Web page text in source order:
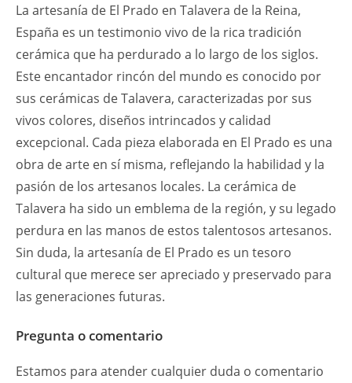
La artesanía de El Prado en Talavera de la Reina,
España es un testimonio vivo de la rica tradición
cerámica que ha perdurado a lo largo de los siglos.
Este encantador rincón del mundo es conocido por
sus cerámicas de Talavera, caracterizadas por sus
vivos colores, diseños intrincados y calidad
excepcional. Cada pieza elaborada en El Prado es una
obra de arte en sí misma, reflejando la habilidad y la
pasión de los artesanos locales. La cerámica de
Talavera ha sido un emblema de la región, y su legado
perdura en las manos de estos talentosos artesanos.
Sin duda, la artesanía de El Prado es un tesoro
cultural que merece ser apreciado y preservado para
las generaciones futuras.
Pregunta o comentario
Estamos para atender cualquier duda o comentario